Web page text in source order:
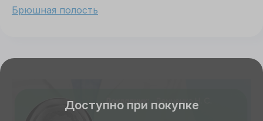
Брюшная полость
Доступно при покупке